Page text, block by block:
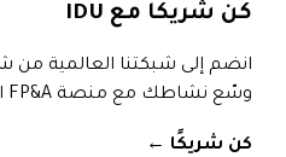
كن شريكًا مع IDU
انضم إلى شبكتنا العالمية من
وسّع نشاطك مع منصة FP&A الرائدة في أفريقيا.
كن شريكًا →